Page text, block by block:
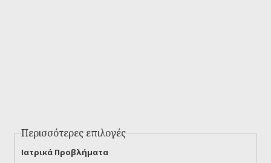
Περισσότερες επιλογές
Ιατρικά Προβλήματα